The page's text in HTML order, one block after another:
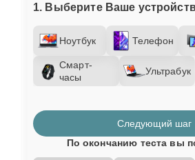
1. Выберите Ваше
Ноутбук Телефон
Смарт-
часы
Ультрабук
Следующий шаг
По окончанию теста вы